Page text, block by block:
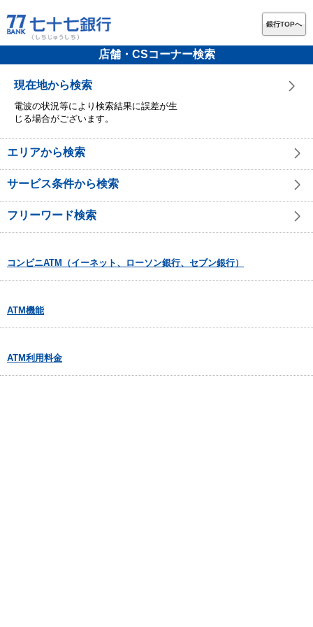
銀行TOPへ
店舗・CSコーナー検索
現在地から検索
電波の状況等により検索結果に誤差が生
じる場合がございます。
エリアから検索
サービス条件から検索
フリーワード検索
コンビニATM（イーネット、ローソン銀行、セブン銀行）
ATM機能
ATM利用料金